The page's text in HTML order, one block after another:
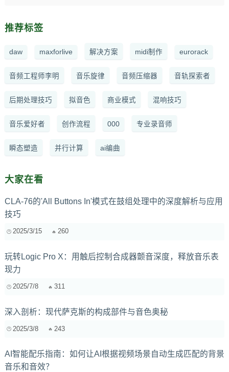
推荐标签
daw maxforlive 解决方案 midi制作 eurorack
音频工程师李明 音乐旋律 音频压缩器 音轨探索者
后期处理技巧 拟音色 商业模式 混响技巧
音乐爱好者 创作流程 000 专业录音师
瞬态塑造 并行计算 ai编曲
大家在看
CLA-76的'All Buttons In'模式在鼓组处理中的深度解析与应用
技巧
2025/3/15 260
玩转Logic Pro X：用触后控制合成器颤音深度，释放音乐表
现力
2025/7/8 311
深入剖析：现代萨克斯的构成部件与音色奥秘
2025/3/8 243
AI智能配乐指南：如何让AI根据视频场景自动生成匹配的背景
音乐和音效？